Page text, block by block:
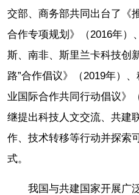
交部、商务部共同出台了《
合作专项规划》（2016年）
斯、南非、斯里兰卡科技创
路”合作倡议》（2019年）
业国际合作共同行动倡议》
继提出科技人文交流、共建
作、技术转移等行动并探索
式。
我国与共建国家开展广